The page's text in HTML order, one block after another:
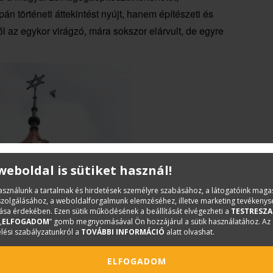
történeti áttekintést nyújt, hanem építészeti és
egykor virágzó, mára sokszor elárvult, de egyre
a 19. század neológ fellendüléséig, amikor
vagy Förster Ludwig. Kiemelt figyelmet érdemel
amely különleges kupolájával és gazdag belső
is sütiket használ!
a tartalmak és hirdetések személyre szabásához, a látogatóink
a weboldalforgalmunk elemzéséhez, illetve marketing
érdekében. Ezen sütik működésének a beállítását elvégezheti a
ELFOGADOM” gomb megnyomásával Ön hozzájárul a sütik használatához. Az
szabályzatunkról a TOVÁBBI INFORMÁCIÓ alatt olvashat.
ELFOGADOM